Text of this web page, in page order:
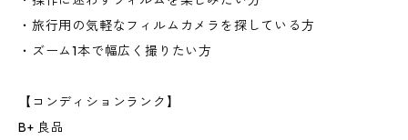
・旅行用の気軽なフィルムカメラを探している方
・ズーム1本で幅広く撮りたい方
【コンディションランク】
B+ 良品